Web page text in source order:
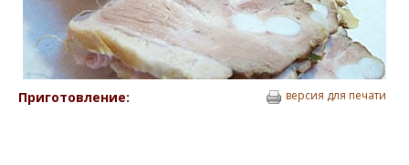
Приготовление: версия для печати